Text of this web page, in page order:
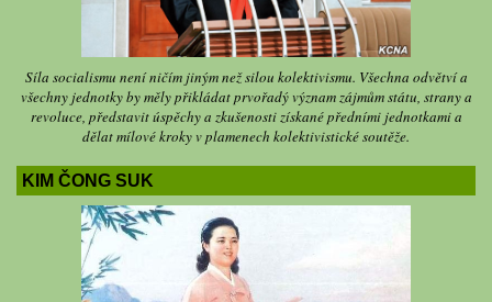
Síla socialismu není ničím jiným než silou kolektivismu. Všechna odvětví a
všechny jednotky by měly přikládat prvořadý význam zájmům státu, strany a
revoluce, představit úspěchy a zkušenosti získané předními jednotkami a
dělat mílové kroky v plamenech kolektivistické soutěže.
KIM ČONG SUK